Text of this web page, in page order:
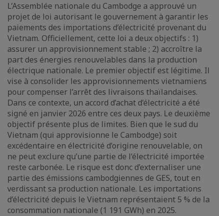
L’Assemblée nationale du Cambodge a approuvé un
projet de loi autorisant le gouvernement à garantir les
paiements des importations d’électricité provenant du
Vietnam. Officiellement, cette loi a deux objectifs : 1)
assurer un approvisionnement stable ; 2) accroître la
part des énergies renouvelables dans la production
électrique nationale. Le premier objectif est légitime. Il
vise à consolider les approvisionnements vietnamiens
pour compenser l’arrêt des livraisons thaïlandaises.
Dans ce contexte, un accord d’achat d’électricité a été
signé en janvier 2026 entre ces deux pays. Le deuxième
objectif présente plus de limites. Bien que le sud du
Vietnam (qui approvisionne le Cambodge) soit
excédentaire en électricité d’origine renouvelable, on
ne peut exclure qu’une partie de l’électricité importée
reste carbonée. Le risque est donc d’externaliser une
partie des émissions cambodgiennes de GES, tout en
verdissant sa production nationale. Les importations
d’électricité depuis le Vietnam représentaient 5 % de la
consommation nationale (1 191 GWh) en 2025.